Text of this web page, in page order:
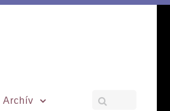
Archív